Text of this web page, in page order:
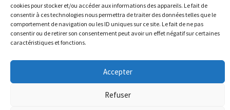
cookies pour stocker et/ou accéder aux informations des appareils. Le fait de
consentir à ces technologies nous permettra de traiter des données telles que le
comportement de navigation ou les ID uniques sur ce site. Le fait de ne pas
consentir ou de retirer son consentement peut avoir un effet négatif sur certaines
caractéristiques et fonctions.
Accepter
Refuser
Bienvenue à Puycapel
Contacts & renseignements
© 2026 Site officiel de la commune de Puycapel dans le Cantal
Conformité à la loi RGPD